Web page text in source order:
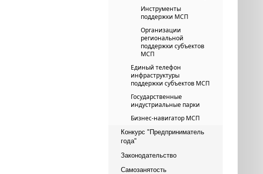
Инструменты
поддержки МСП
Организации
региональной
поддержки субъектов
МСП
Единый телефон
инфраструктуры
поддержки субъектов МСП
Государственные
индустриальные парки
Бизнес-навигатор МСП
Конкурс "Предприниматель
года"
Законодательство
Самозанятость